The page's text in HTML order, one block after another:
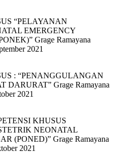
“PELAYANAN
EMERGENCY
Grage Ramayana
2021
: “PENANGGULANGAN
DARURAT” Grage Ramayana
2021
KHUSUS
NEONATAL
(PONED)” Grage Ramayana
2021